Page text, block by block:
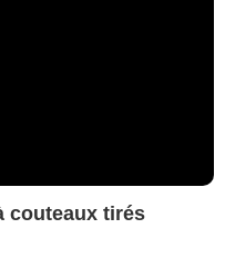
couteaux tirés